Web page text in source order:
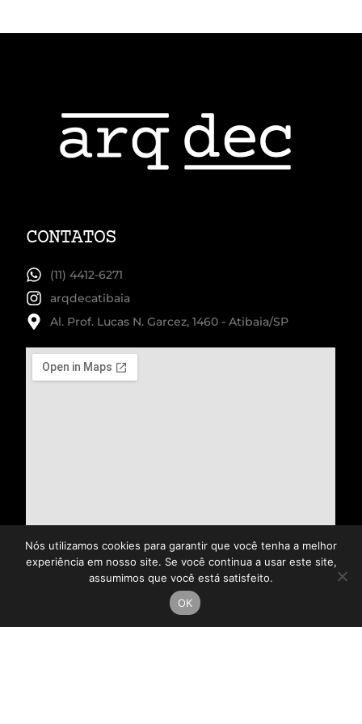
CONTATOS
(11) 4412-6271
arqdecatibaia
Al. Prof. Lucas N. Garcez, 1460 - Atibaia/SP
Nós utilizamos cookies para garantir que você tenha a melhor
experiência em nosso site. Se você continua a usar este site,
assumimos que você está satisfeito.
OK